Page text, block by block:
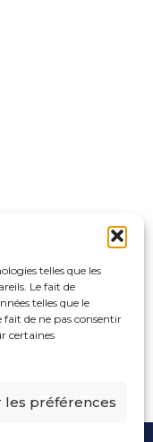
telles que les
Le fait de
telles que le
de ne pas consentir
certaines
les préférences